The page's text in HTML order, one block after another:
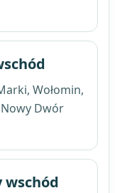
Wołomin,
Dwór
wschód